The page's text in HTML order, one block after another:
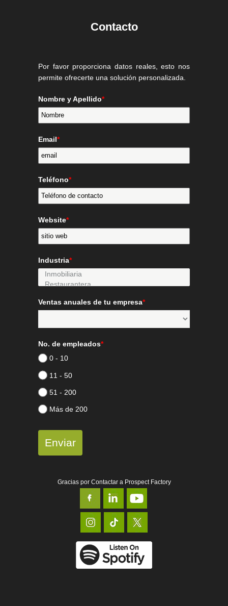
Contacto
Por favor proporciona datos reales, esto nos
permite ofrecerte una solución personalizada.
Nombre y Apellido*
Email*
Teléfono*
Website*
Industria*
Ventas anuales de tu empresa*
No. de empleados*
0 - 10
11 - 50
51 - 200
Más de 200
Enviar
Gracias por Contactar a Prospect Factory